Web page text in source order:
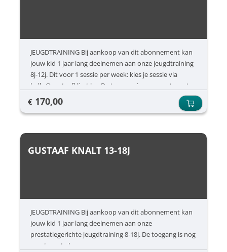
JEUGDTRAINING Bij aankoop van dit abonnement kan
jouw kid 1 jaar lang deelnemen aan onze jeugdtraining
8j-12j. Dit voor 1 sessie per week: kies je sessie via
hallo@gustaafklimt.be. De toegang is nog apart aan te
kopen.
€ 170,00
GUSTAAF KNALT 13-18J
JEUGDTRAINING Bij aankoop van dit abonnement kan
jouw kid 1 jaar lang deelnemen aan onze
prestatiegerichte jeugdtraining 8-18j. De toegang is nog
apart aan te kopen.